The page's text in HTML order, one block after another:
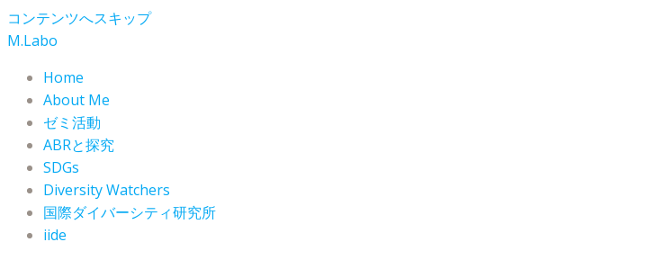
コンテンツへスキップ
M.Labo
Home
About Me
ゼミ活動
ABRと探究
SDGs
Diversity Watchers
国際ダイバーシティ研究所
iide